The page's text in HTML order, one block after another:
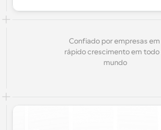
Confiado por empresas em
rápido crescimento em todo
mundo